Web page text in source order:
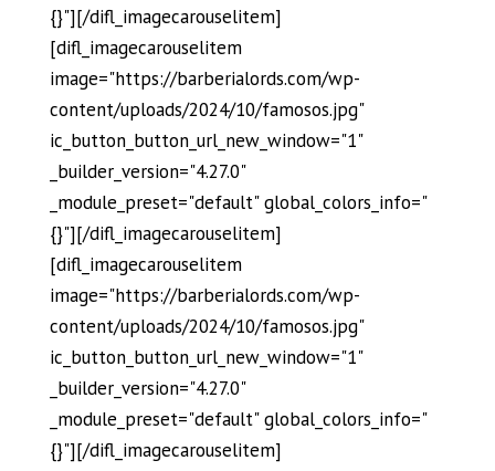
{}"][/difl_imagecarouselitem]
[difl_imagecarouselitem
image="https://barberialords.com/wp-
content/uploads/2024/10/famosos.jpg"
ic_button_button_url_new_window="1"
_builder_version="4.27.0"
_module_preset="default" global_colors_info="
{}"][/difl_imagecarouselitem]
[difl_imagecarouselitem
image="https://barberialords.com/wp-
content/uploads/2024/10/famosos.jpg"
ic_button_button_url_new_window="1"
_builder_version="4.27.0"
_module_preset="default" global_colors_info="
{}"][/difl_imagecarouselitem]